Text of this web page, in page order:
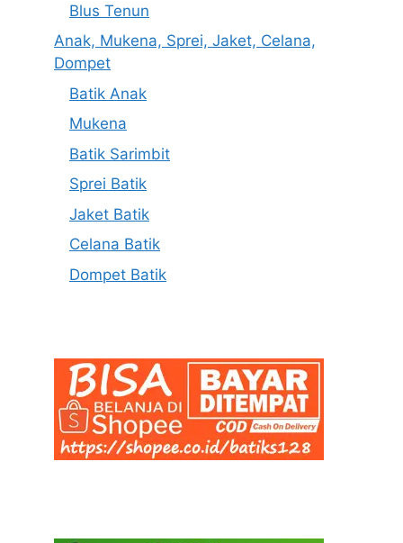
Blus Tenun
Anak, Mukena, Sprei, Jaket, Celana,
Dompet
Batik Anak
Mukena
Batik Sarimbit
Sprei Batik
Jaket Batik
Celana Batik
Dompet Batik